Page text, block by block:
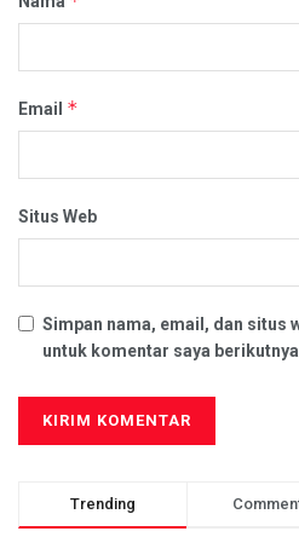
Email *
Situs Web
Simpan nama, email, dan situs
untuk komentar saya
Trending